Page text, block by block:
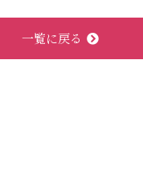
一覧に戻る